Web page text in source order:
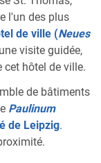
l'un des plus
de ville (Neues
visite guidée,
cet hôtel de ville.
de bâtiments
Paulinum
de Leipzig.